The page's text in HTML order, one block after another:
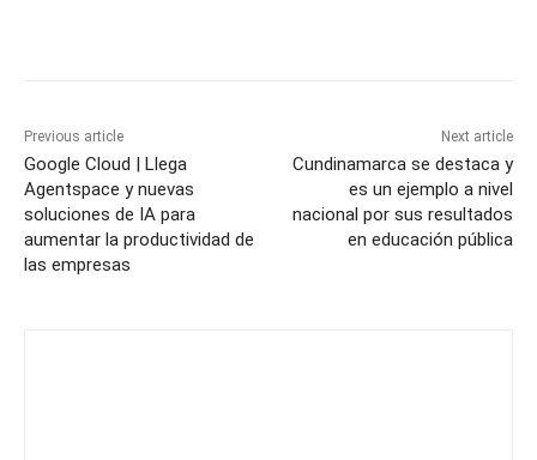
Previous article
Google Cloud | Llega
Agentspace y nuevas
soluciones de IA para
aumentar la productividad de
las empresas
Next article
Cundinamarca se destaca y
es un ejemplo a nivel
nacional por sus resultados
en educación pública